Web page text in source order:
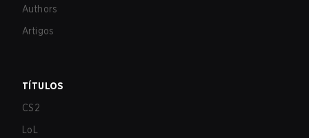
Authors
Artigos
TÍTULOS
CS2
LoL